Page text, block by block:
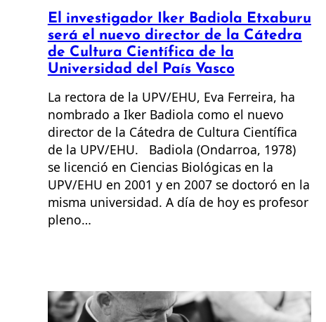
El investigador Iker Badiola Etxaburu
será el nuevo director de la Cátedra
de Cultura Científica de la
Universidad del País Vasco
La rectora de la UPV/EHU, Eva Ferreira, ha
nombrado a Iker Badiola como el nuevo
director de la Cátedra de Cultura Científica
de la UPV/EHU. Badiola (Ondarroa, 1978)
se licenció en Ciencias Biológicas en la
UPV/EHU en 2001 y en 2007 se doctoró en la
misma universidad. A día de hoy es profesor
pleno…